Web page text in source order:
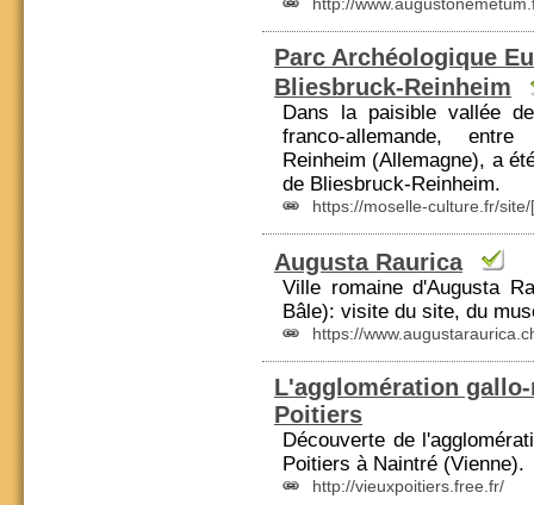
Parc Archéologique
Bliesbruck-Reinheim
Dans la paisible vallée
franco-allemande,
Reinheim (Allemagne), a
de Bliesbruck-Reinheim.
https://moselle-culture.fr/
Augusta Raurica
Ville romained'Augusta
Bâle): visite du site, du
https://
L'agglomération
Poitiers
Découverte de
Poitiers à Naintré (Vienne).
http://vieuxpoitiers.free.fr/